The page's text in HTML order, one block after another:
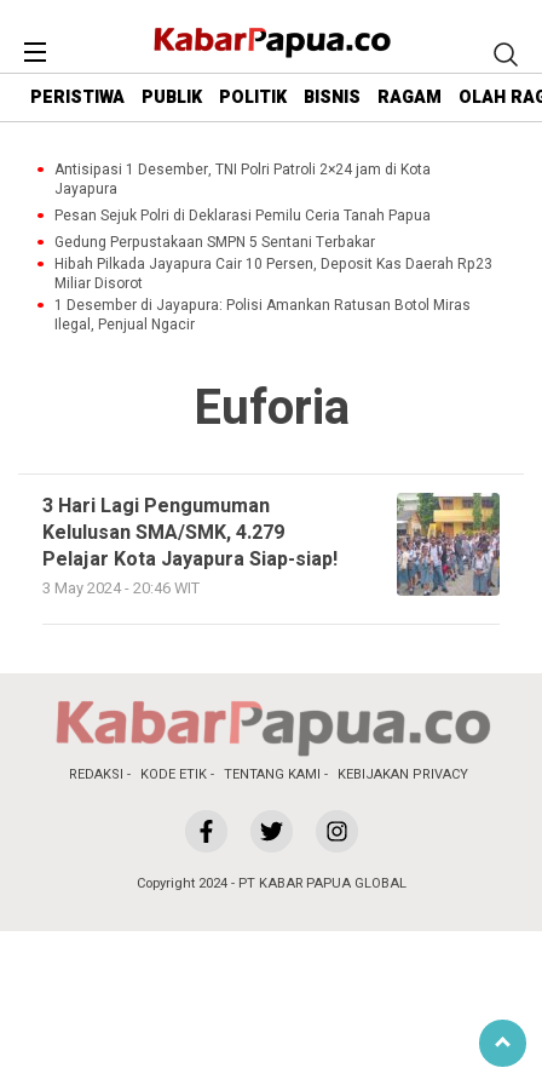
PERISTIWA PUBLIK POLITIK BISNIS RAGAM OLAH
Antisipasi 1 Desember, TNI Polri Patroli 2×24 jam di Kota
Jayapura
Pesan Sejuk Polri di Deklarasi Pemilu Ceria Tanah Papua
Gedung Perpustakaan SMPN 5 Sentani Terbakar
Hibah Pilkada Jayapura Cair 10 Persen, Deposit Kas Daerah Rp23
Miliar Disorot
1 Desember di Jayapura: Polisi Amankan Ratusan Botol Miras
Ilegal, Penjual Ngacir
Euforia
3 Hari Lagi Pengumuman
Kelulusan SMA/SMK, 4.279
Pelajar Kota Jayapura Siap-siap!
3 May 2024 - 20:46 WIT
REDAKSI KODE ETIK TENTANG KAMI KEBIJAKAN PRIVACY
Copyright 2024 - PT KABAR PAPUA GLOBAL